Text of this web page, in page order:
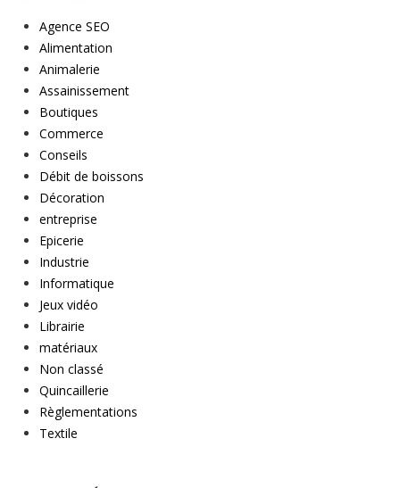
Agence SEO
Alimentation
Animalerie
Assainissement
Boutiques
Commerce
Conseils
Débit de boissons
Décoration
entreprise
Epicerie
Industrie
Informatique
Jeux vidéo
Librairie
matériaux
Non classé
Quincaillerie
Règlementations
Textile